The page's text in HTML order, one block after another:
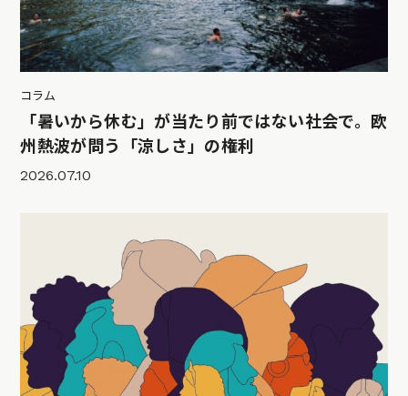
コラム
「暑いから休む」が当たり前ではない社会で。欧
州熱波が問う「涼しさ」の権利
2026.07.10